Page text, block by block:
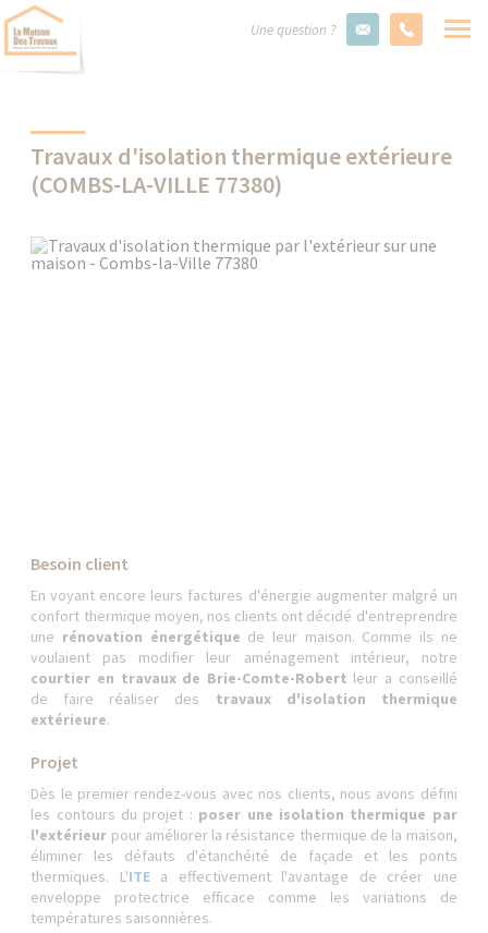
Une question ?
Travaux d'isolation thermique extérieure
(COMBS-LA-VILLE 77380)
Besoin client
En voyant encore leurs factures d'énergie augmenter malgré un
confort thermique moyen, nos clients ont décidé d'entreprendre
une rénovation énergétique de leur maison. Comme ils ne
voulaient pas modifier leur aménagement intérieur, notre
courtier en travaux de Brie-Comte-Robert leur a conseillé
de faire réaliser des travaux d'isolation thermique
extérieure.
Projet
Dès le premier rendez-vous avec nos clients, nous avons défini
les contours du projet : poser une isolation thermique par
l'extérieur pour améliorer la résistance thermique de la maison,
éliminer les défauts d'étanchéité de façade et les ponts
thermiques. L'ITEa effectivement l'avantage de créer une
enveloppe protectrice efficace comme les variations de
températures saisonnières.